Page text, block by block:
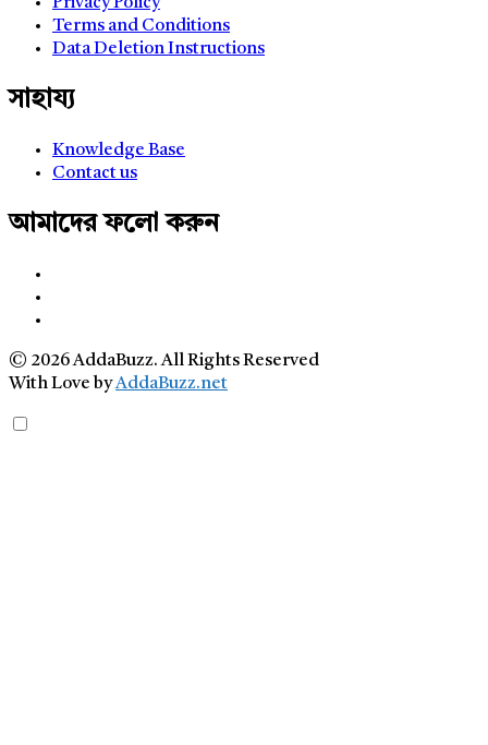
Terms and Conditions
Data Deletion Instructions
সাহায্য
Knowledge Base
Contact us
আমাদের ফলো করুন
© 2026 AddaBuzz. All Rights Reserved
With Love byAddaBuzz.net